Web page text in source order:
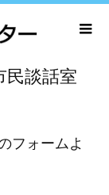
民談話室
フォームよ